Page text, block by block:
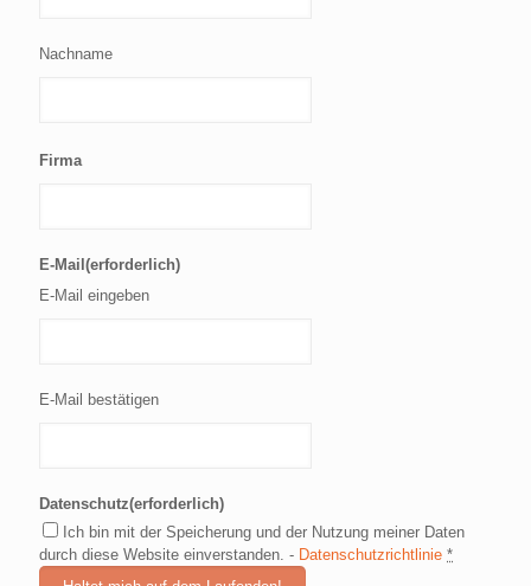
Nachname
Firma
E-Mail (erforderlich)
E-Mail eingeben
E-Mail bestätigen
Datenschutz(erforderlich)
Ich bin mit der Speicherung und der Nutzung meiner Daten
durch diese Website einverstanden. - Datenschutzrichtlinie *